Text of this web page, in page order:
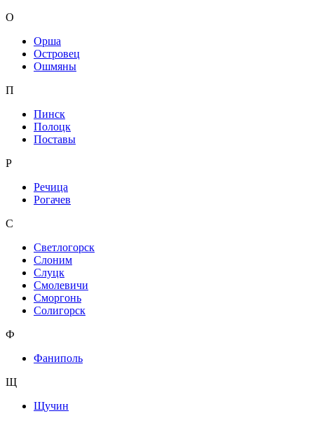
О
Орша
Островец
Ошмяны
П
Пинск
Полоцк
Поставы
Р
Речица
Рогачев
С
Светлогорск
Слоним
Слуцк
Смолевичи
Сморгонь
Солигорск
Ф
Фаниполь
Щ
Щучин